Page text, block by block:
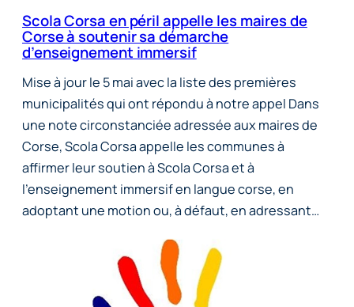
Scola Corsa en péril appelle les maires de
Corse à soutenir sa démarche
d’enseignement immersif
Mise à jour le 5 mai avec la liste des premières
municipalités qui ont répondu à notre appel Dans
une note circonstanciée adressée aux maires de
Corse, Scola Corsa appelle les communes à
affirmer leur soutien à Scola Corsa et à
l’enseignement immersif en langue corse, en
adoptant une motion ou, à défaut, en adressant…